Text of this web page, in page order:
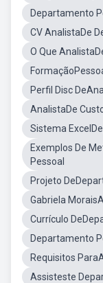
Departamento
CV AnalistaDe
O Que
Perfil Disc
AnalistaDe
Sistema
Exemplos De
Pessoal
Projeto
Gabriela
Currículo
Departamento
Requisitos
Assisteste